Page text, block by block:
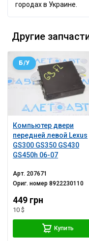
городах в Украине.
Другие
Компьютер двери
передней левой Lexus
GS300 GS350 GS430
GS450h 06-07
Б/У
Арт. 207671
Ориг. номер8922230110
449 грн
10 $
Купить